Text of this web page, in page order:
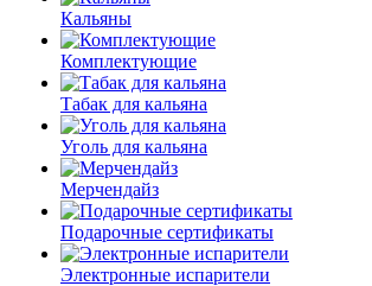
Кальяны
Комплектующие
Табак для кальяна
Уголь для кальяна
Мерчендайз
Подарочные сертификаты
Электронные испарители